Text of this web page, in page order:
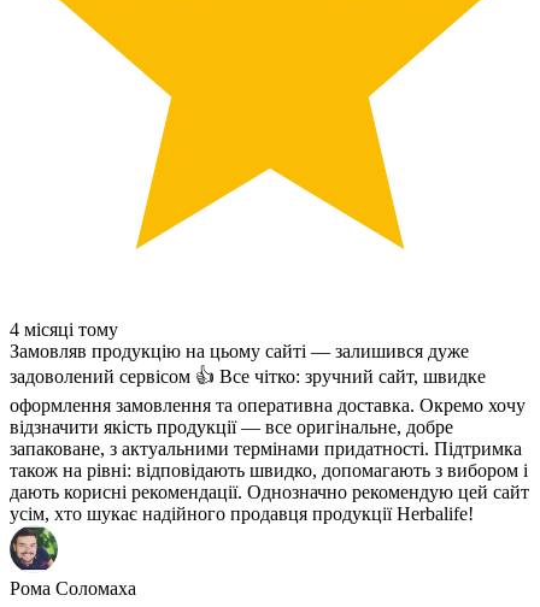
4 місяці тому
Замовляв продукцію на цьому сайті — залишився дуже
задоволений сервісом 👍 Все чітко: зручний сайт, швидке
оформлення замовлення та оперативна доставка. Окремо хочу
відзначити якість продукції — все оригінальне, добре
запаковане, з актуальними термінами придатності. Підтримка
також на рівні: відповідають швидко, допомагають з вибором і
дають корисні рекомендації. Однозначно рекомендую цей сайт
усім, хто шукає надійного продавця продукції Herbalife!
Рома Соломаха